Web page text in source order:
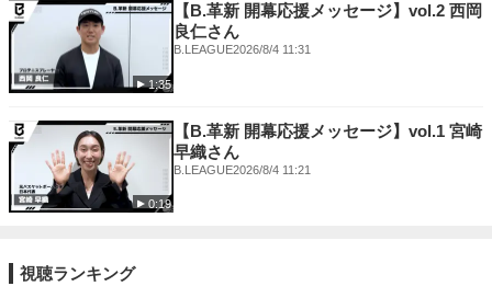
1:35
【B.革新 開幕応援メッセージ】vol.2 西岡
良仁さん
B.LEAGUE2026/8/4 11:31
0:19
【B.革新 開幕応援メッセージ】vol.1 宮崎
早織さん
B.LEAGUE2026/8/4 11:21
視聴ランキング